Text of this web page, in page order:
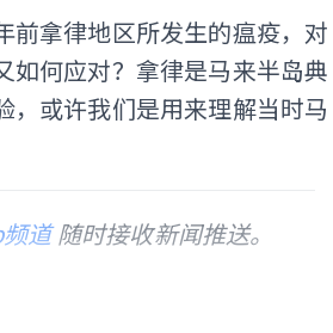
前拿律地区所发生的瘟疫，对
如何应对？拿律是马来半岛典
，或许我们是用来理解当时马
道随时接收新闻推送。